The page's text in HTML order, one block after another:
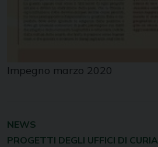
Impegno marzo 2020
NEWS
PROGETTI DEGLI UFFICI DI CURIA